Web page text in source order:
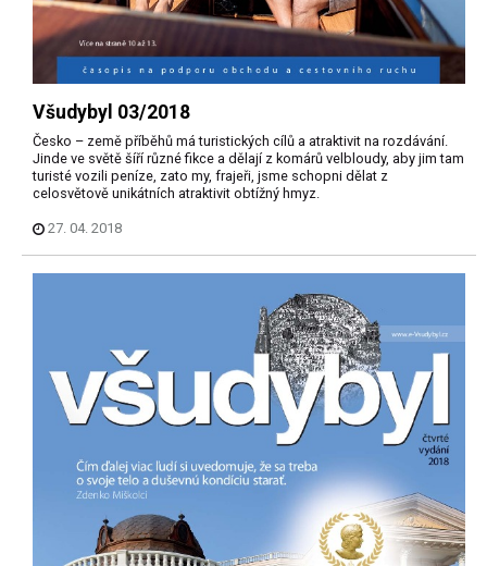
Všudybyl 03/2018
Česko – země příběhů má turistických cílů a atraktivit na rozdávání.
Jinde ve světě šíří různé fikce a dělají z komárů velbloudy, aby jim tam
turisté vozili peníze, zato my, frajeři, jsme schopni dělat z
celosvětově unikátních atraktivit obtížný hmyz.
27. 04. 2018